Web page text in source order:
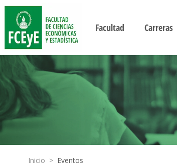
Facultad Carreras
Inicio > Eventos